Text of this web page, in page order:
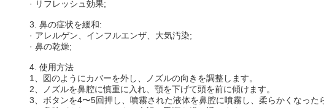
· リフレッシュ効果;
3. 鼻の症状を緩和:
· アレルゲン、インフルエンザ、大気汚染;
· 鼻の乾燥;
4. 使用方法
1、図のようにカバーを外し、ノズルの向きを調整します。
2、ノズルを鼻腔に慎重に入れ、顎を下げて頭を前に傾けます。
3、ボタンを4〜5回押し、噴霧された液体を鼻腔に噴霧し、柔らかくなった